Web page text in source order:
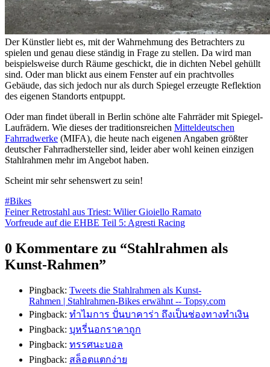
Der Künstler liebt es, mit der Wahrnehmung des Betrachters zu
spielen und genau diese ständig in Frage zu stellen. Da wird man
beispielsweise durch Räume geschickt, die in dichten Nebel gehüllt
sind. Oder man blickt aus einem Fenster auf ein prachtvolles
Gebäude, das sich jedoch nur als durch Spiegel erzeugte Reflektion
des eigenen Standorts entpuppt.
Oder man findet überall in Berlin schöne alte Fahrräder mit Spiegel-
Laufrädern. Wie dieses der traditionsreichen Mitteldeutschen
Fahrradwerke (MIFA), die heute nach eigenen Angaben größter
deutscher Fahrradhersteller sind, leider aber wohl keinen einzigen
Stahlrahmen mehr im Angebot haben.
Scheint mir sehr sehenswert zu sein!
#Bikes
Beitragsnavigation
Feiner Retrostahl aus Triest: Wilier Gioiello Ramato
Vorfreude auf die EHBE Teil 5: Agresti Racing
0 Kommentare zu “Stahlrahmen als
Kunst-Rahmen”
Pingback: Tweets die Stahlrahmen als Kunst-
Rahmen | Stahlrahmen-Bikes erwähnt -- Topsy.com
Pingback: ทำไมการ ปั่นบาคาร่า ถึงเป็นช่องทางทำเงิน
Pingback: บุหรี่นอกราคาถูก
Pingback: ทรรศนะบอล
Pingback: สล็อตแตกง่าย